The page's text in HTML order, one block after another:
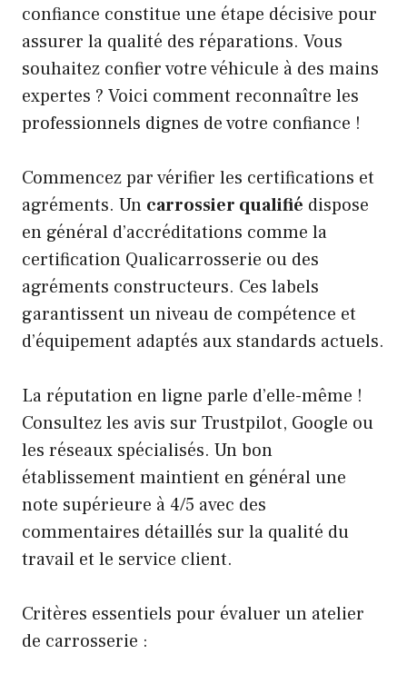
confiance constitue une étape décisive pour
assurer la qualité des réparations. Vous
souhaitez confier votre véhicule à des mains
expertes ? Voici comment reconnaître les
professionnels dignes de votre confiance !
Commencez par vérifier les certifications et
agréments. Un carrossier qualifié dispose
en général d’accréditations comme la
certification Qualicarrosserie ou des
agréments constructeurs. Ces labels
garantissent un niveau de compétence et
d’équipement adaptés aux standards actuels.
La réputation en ligne parle d’elle-même !
Consultez les avis sur Trustpilot, Google ou
les réseaux spécialisés. Un bon
établissement maintient en général une
note supérieure à 4/5 avec des
commentaires détaillés sur la qualité du
travail et le service client.
Critères essentiels pour évaluer un atelier
de carrosserie :